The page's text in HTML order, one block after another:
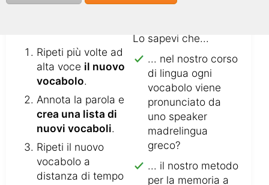
Ripeti più volte ad
alta voce il nuovo
vocabolo.
Annota la parola e
crea una lista di
nuovi vocaboli.
Ripeti il nuovo
vocabolo a
distanza di tempo
Lo sapevi che...
... nel nostro corso
di lingua ogni
vocabolo viene
pronunciato da
uno speaker
madrelingua
greco?
... il nostro metodo
per la memoria a